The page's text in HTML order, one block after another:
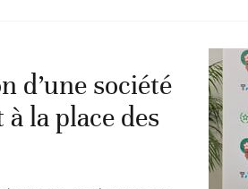
d’une société
la place des